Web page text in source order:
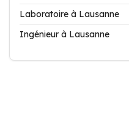
Laboratoire à Lausanne
Ingénieur à Lausanne